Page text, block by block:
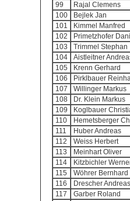
99
Rajal Clemens
100
Bejlek Jan
101
Kimmel Manfred
102
Primetzhofer
103
Trimmel Stephan
104
Aistleitner
105
Krenn Gerhard
106
Pirklbauer
107
Willinger Markus
108
Dr. Klein Markus
109
Koglbauer
110
Hemetsberger
111
Huber Andreas
112
Weiss Herbert
113
Meinhart Oliver
114
Kitzbichler
115
Wöhrer Bernhard
116
Drescher Andreas
117
Garber Roland